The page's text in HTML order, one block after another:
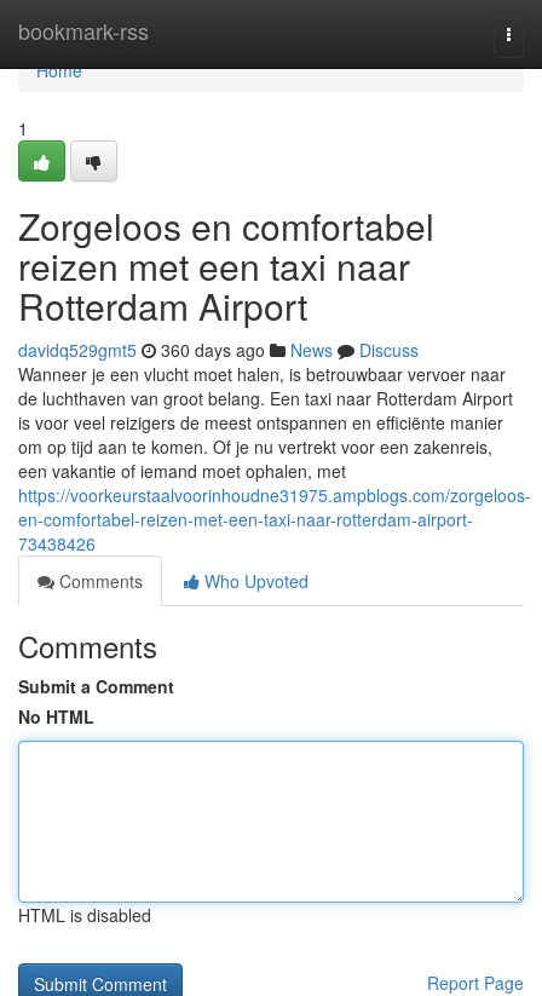
bookmark-rss
Home
Home
1
Zorgeloos en comfortabel
reizen met een taxi naar
Rotterdam Airport
davidq529gmt5 360 days ago News
Discuss
Wanneer je een vlucht moet halen, is betrouwbaar vervoer naar
de luchthaven van groot belang. Een taxi naar Rotterdam Airport
is voor veel reizigers de meest ontspannen en efficiënte manier
om op tijd aan te komen. Of je nu vertrekt voor een zakenreis,
een vakantie of iemand moet ophalen, met
https://voorkeurstaalvoorinhoudne31975.ampblogs.com/zorgeloos-
en-comfortabel-reizen-met-een-taxi-naar-rotterdam-airport-
73438426
Comments
Who Upvoted
Comments
Submit a Comment
No HTML
HTML is disabled
Report Page